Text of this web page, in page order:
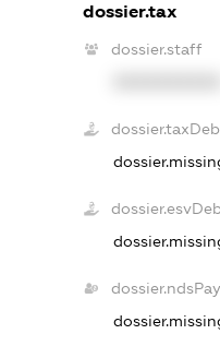
dossier.tax
dossier.staff